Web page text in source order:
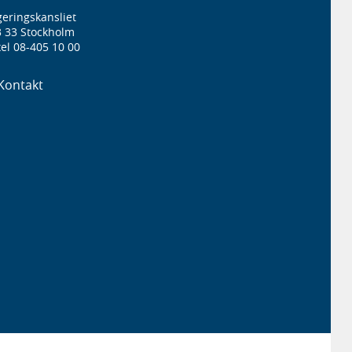
33 Stockholm
08-405 10 00